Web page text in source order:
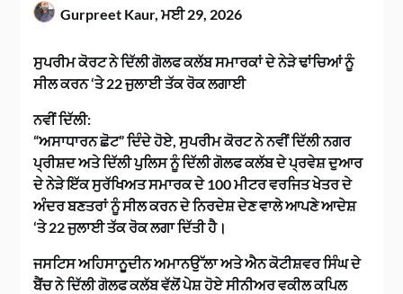
Gurpreet Kaur,ਮਈ 29, 2026
ਸੁਪਰੀਮ ਕੋਰਟ ਨੇ ਦਿੱਲੀ ਗੋਲਫ ਕਲੱਬ ਸਮਾਰਕਾਂ ਦੇ ਨੇੜੇ ਢਾਂਚਿਆਂ ਨੂੰ
ਸੀਲ ਕਰਨ ‘ਤੇ 22 ਜੁਲਾਈ ਤੱਕ ਰੋਕ ਲਗਾਈ
ਨਵੀਂ ਦਿੱਲੀ:
“ਅਸਾਧਾਰਨ ਛੋਟ” ਦਿੰਦੇ ਹੋਏ, ਸੁਪਰੀਮ ਕੋਰਟ ਨੇ ਨਵੀਂ ਦਿੱਲੀ ਨਗਰ
ਪ੍ਰੀਸ਼ਦ ਅਤੇ ਦਿੱਲੀ ਪੁਲਿਸ ਨੂੰ ਦਿੱਲੀ ਗੋਲਫ ਕਲੱਬ ਦੇ ਪ੍ਰਵੇਸ਼ ਦੁਆਰ
ਦੇ ਨੇੜੇ ਇੱਕ ਸੁਰੱਖਿਅਤ ਸਮਾਰਕ ਦੇ 100 ਮੀਟਰ ਵਰਜਿਤ ਖੇਤਰ ਦੇ
ਅੰਦਰ ਬਣਤਰਾਂ ਨੂੰ ਸੀਲ ਕਰਨ ਦੇ ਨਿਰਦੇਸ਼ ਦੇਣ ਵਾਲੇ ਆਪਣੇ ਆਦੇਸ਼
‘ਤੇ 22 ਜੁਲਾਈ ਤੱਕ ਰੋਕ ਲਗਾ ਦਿੱਤੀ ਹੈ।
ਜਸਟਿਸ ਅਹਿਸਾਨੂਦੀਨ ਅਮਾਨਉੱਲਾ ਅਤੇ ਐਨ ਕੋਟੀਸ਼ਵਰ ਸਿੰਘ ਦੇ
ਬੈਂਚ ਨੇ ਦਿੱਲੀ ਗੋਲਫ ਕਲੱਬ ਵੱਲੋਂ ਪੇਸ਼ ਹੋਏ ਸੀਨੀਅਰ ਵਕੀਲ ਕਪਿਲ